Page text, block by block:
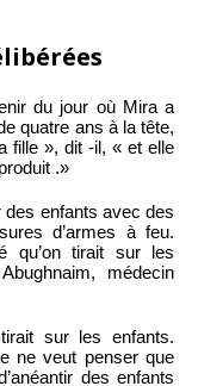
du jour où Mira a
quatre ans à la tête,
fille », dit -il, « et elle
.»
enfants avec des
d’armes à feu.
qu’on tirait sur les
médecin
sur les enfants.
ne veut penser que
des enfants